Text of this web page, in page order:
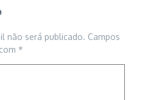
não será publicado. Campos
*